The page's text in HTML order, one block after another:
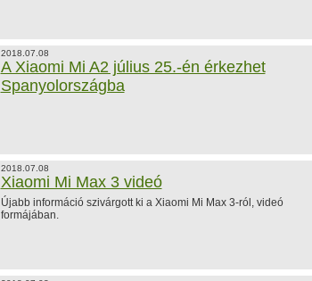
2018.07.08
A Xiaomi Mi A2 július 25.-én érkezhet
Spanyolországba
2018.07.08
Xiaomi Mi Max 3 videó
Újabb információ szivárgott ki a Xiaomi Mi Max 3-ról, videó
formájában.